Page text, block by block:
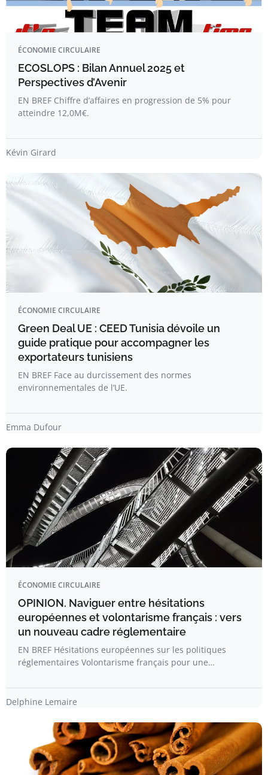
ÉCONOMIE CIRCULAIRE
ECOSLOPS : Bilan Annuel 2025 et
Perspectives d’Avenir
EN BREF Chiffre d’affaires en progression de 5% pour
atteindre 12,0M€.
Kévin Girard
ÉCONOMIE CIRCULAIRE
Green Deal UE : CEED Tunisia dévoile un
guide pratique pour accompagner les
exportateurs tunisiens
EN BREF Face au durcissement des normes
environnementales de l’UE.
Emma Dufour
ÉCONOMIE CIRCULAIRE
OPINION. Naviguer entre hésitations
européennes et volontarisme français : vers
un nouveau cadre réglementaire
EN BREF Hésitations européennes sur les politiques
réglementaires Volontarisme français pour une…
Delphine Lemaire